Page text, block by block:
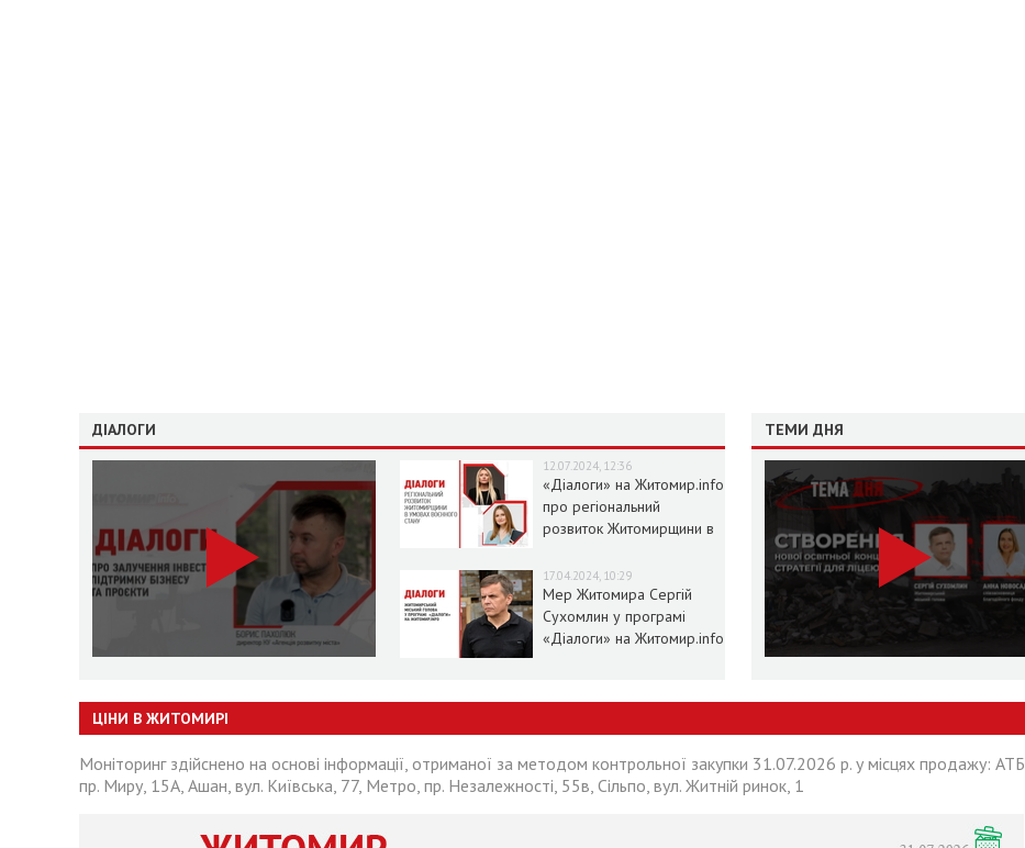
ДІАЛОГИ
12.07.2024, 12:36
«Діалоги» на Житомир.info
про регіональний
розвиток Житомирщини в
17.04.2024, 10:29
Мер Житомира Сергій
Сухомлин у програмі
«Діалоги» на Житомир.info
ТЕМИ ДНЯ
ЦІНИ В ЖИТОМИРІ
Моніторинг здійснено на основі інформації, отриманої за методом контрольної закупки 31.07.2026 р. у місцях продажу: АТБ,
пр. Миру, 15А, Ашан, вул. Київська, 77, Метро, пр. Незалежності, 55в, Сільпо, вул. Житній ринок, 1